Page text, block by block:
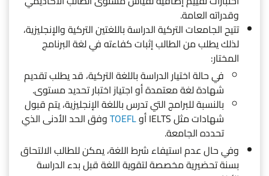
وقدراته العامة.
تتيح الجامعات التركية الدراسة باللغتين التركية والإنجليزية،
لذلك يطلب من الطالب إثبات كفاءته في لغة البرنامج
المختار:
في حالة اختيار الدراسة باللغة التركية، قد يطلب تقديم
شهادة لغة معتمدة أو اجتياز اختبار تحديد مستوى.
بالنسبة للبرامج التي تدرس باللغة الإنجليزية، يتم قبول
شهادات مثل IELTS أو
TOEFLوفق الحد الأدنى الذي
تحدده الجامعة.
وفي حال عدم استيفاء شرط اللغة، يمكن للطالب الالتحاق
بسنة تحضيرية مخصصة لتقوية اللغة قبل بدء الدراسة